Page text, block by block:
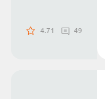
4.71 49